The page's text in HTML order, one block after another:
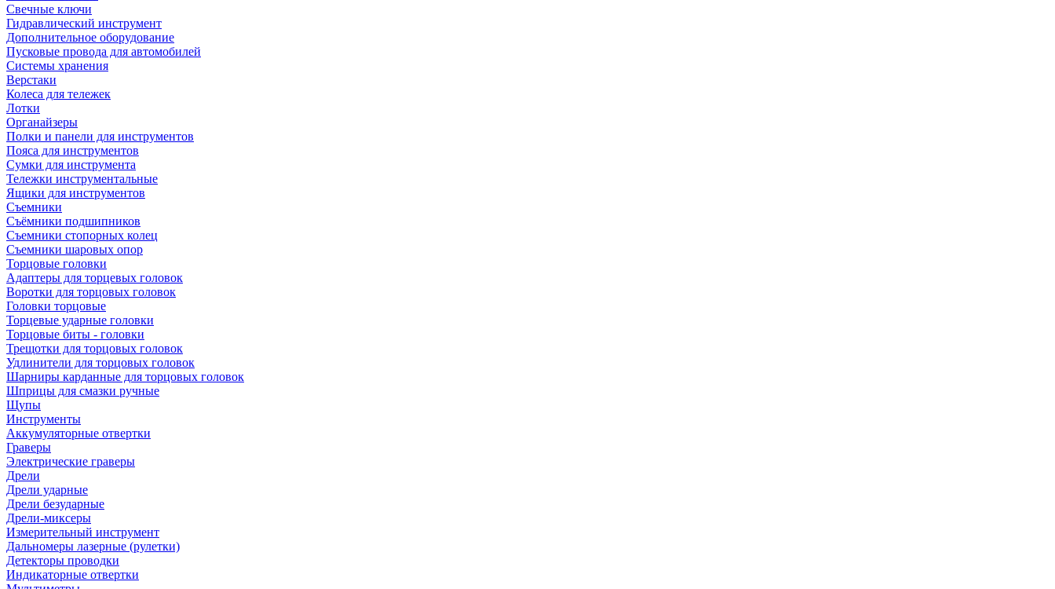
Свечные ключи
Гидравлический инструмент
Дополнительное оборудование
Пусковые провода для автомобилей
Системы хранения
Верстаки
Колеса для тележек
Лотки
Органайзеры
Полки и панели для инструментов
Пояса для инструментов
Сумки для инструмента
Тележки инструментальные
Ящики для инструментов
Съемники
Съёмники подшипников
Съемники стопорных колец
Съемники шаровых опор
Торцовые головки
Адаптеры для торцевых головок
Воротки для торцовых головок
Головки торцовые
Торцевые ударные головки
Торцовые биты - головки
Трещотки для торцовых головок
Удлинители для торцовых головок
Шарниры карданные для торцовых головок
Шприцы для смазки ручные
Щупы
Инструменты
Аккумуляторные отвертки
Граверы
Электрические граверы
Дрели
Дрели ударные
Дрели безударные
Дрели-миксеры
Измерительный инструмент
Дальномеры лазерные (рулетки)
Детекторы проводки
Индикаторные отвертки